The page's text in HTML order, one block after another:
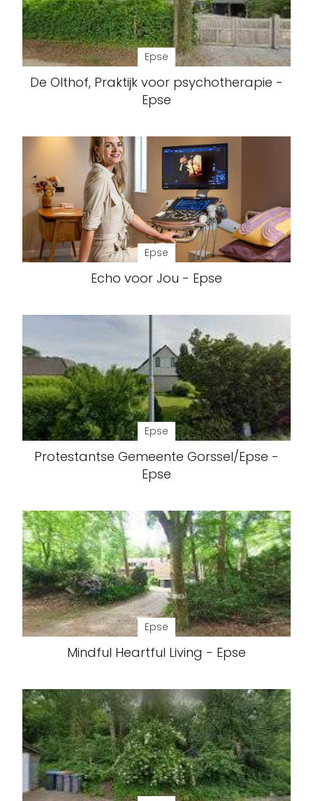
Epse
De Olthof, Praktijk voor psychotherapie -
Epse
Epse
Echo voor Jou - Epse
Epse
Protestantse Gemeente Gorssel/Epse -
Epse
Epse
Mindful Heartful Living - Epse